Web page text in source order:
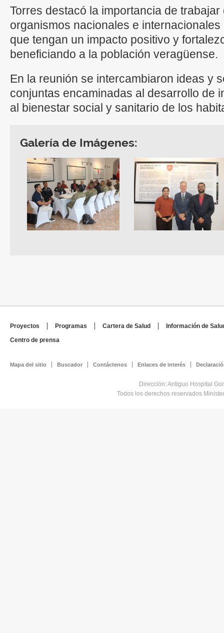
Torres destacó la importancia de
organismos nacionales e
que tengan un impacto positivo y
beneficiando a la población veragüense.
En la reunión se intercambiaron ideas y
conjuntas encaminadas al desarrollo de
al bienestar social y sanitario de los
Galería de Imágenes:
Proyectos Programas Cartera de Salud
Información de
Centro de prensa
Mapa del sitio Buscador Contáctenos Enlaces de interés
Dirección: Antiguo Hospital
Todos los derechos reservados